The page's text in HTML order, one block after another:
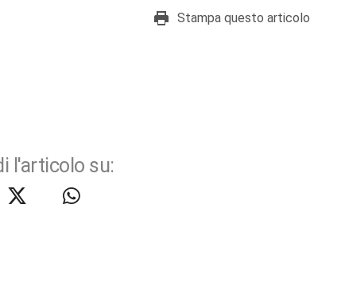
Stampa questo articolo
l'articolo su: